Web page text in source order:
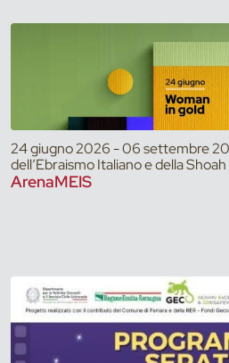
24 giugno 2026 - 06 settembre
dell’Ebraismo Italiano e della
ArenaMEIS